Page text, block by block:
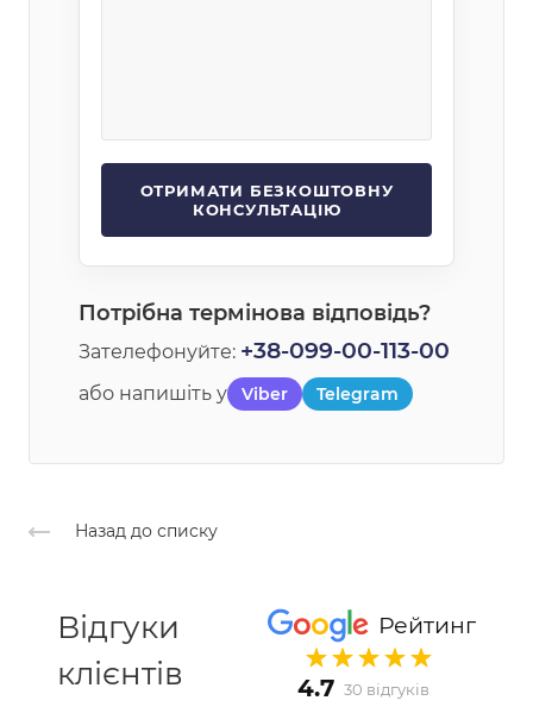
Потрібна термінова відповідь?
Зателефонуйте: +38-099-00-113-00
або напишіть у Viber Telegram
Назад до списку
Рейтинг
4.7 30 відгуків
Відгуки
клієнтів